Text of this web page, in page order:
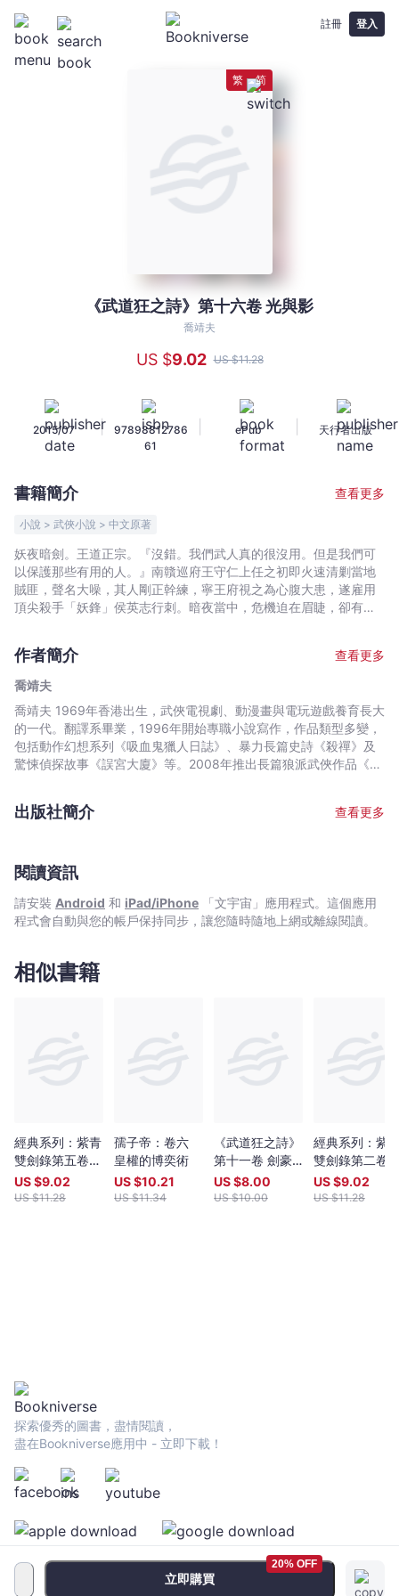
註冊 登入
繁 简
光
與
-
喬
靖
-
宇
宙
｜
Bookniverse
《武道狂之詩》第十六卷 光與影
喬靖夫
US $9.02 US $11.28
2015/07 |
97898812786
61
ePub 天行者出版
書籍簡介 查看更多
小說 > 武俠小說 > 中文原著
妖夜暗劍。王道正宗。『沒錯。我們武人真的很沒用。但是我們可
以保護那些有用的人。』南贛巡府王守仁上任之初即火速清剿當地
賊匪，聲名大噪，其人剛正幹練，寧王府視之為心腹大患，遂雇用
頂尖殺手「妖鋒」侯英志行刺。暗夜當中，危機迫在眉睫，卻有意
劍士攔路，荊裂再受考驗……狼派武俠劇第十六幕．龍虎之決斷！
作者簡介
查看更多
喬靖夫
喬靖夫 1969年香港出生，武俠電視劇、動漫畫與電玩遊戲養育長大
的一代。翻譯系畢業，1996年開始專職小說寫作，作品類型多變，
包括動作幻想系列《吸血鬼獵人日誌》、暴力長篇史詩《殺禪》及
驚悚偵探故事《誤宮大廈》等。2008年推出長篇狼派武俠作品《武
佳成人漫畫獎」。多年來兼職流行樂填詞人，作品有盧巧音《深
（CASH）「最佳歌詞獎」。武術愛好及研究者，修習菲律賓兵器術
《功夫傳奇》主持，親身探尋武術的根源奧秘。「我的書，寫給世
上所有酷愛自由的人。」這是他的寫作信條。「這部小說，我著力
提振人心。」 喬靖夫暢銷長篇系列《武道狂之詩》，從經典武俠原
點再出發，以獨特視角與筆法，創造出具凌厲狠勁，強悍而不孤的
出版社簡介 查看更多
閱讀資訊
請安裝 Android 和 iPad/iPhone 「文宇宙」應用程式。這個應用
程式會自動與您的帳戶保持同步，讓您隨時隨地上網或離線閱讀。
相似書籍
經典系列：紫青
雙劍錄第五卷--
血影開府
US $9.02
US $11.28
孺子帝：卷六
皇權的博奕術
US $10.21
US $11.34
《武道狂之詩》
第十一卷 劍豪
戰爭
US $8.00
US $10.00
經典系列：紫
雙劍錄第二卷--
老魔淫娃
US $9.02
US $11.28
立即購買
20% OFF
探索優秀的圖書，盡情閱讀，
盡在Bookniverse應用中 - 立即下載！